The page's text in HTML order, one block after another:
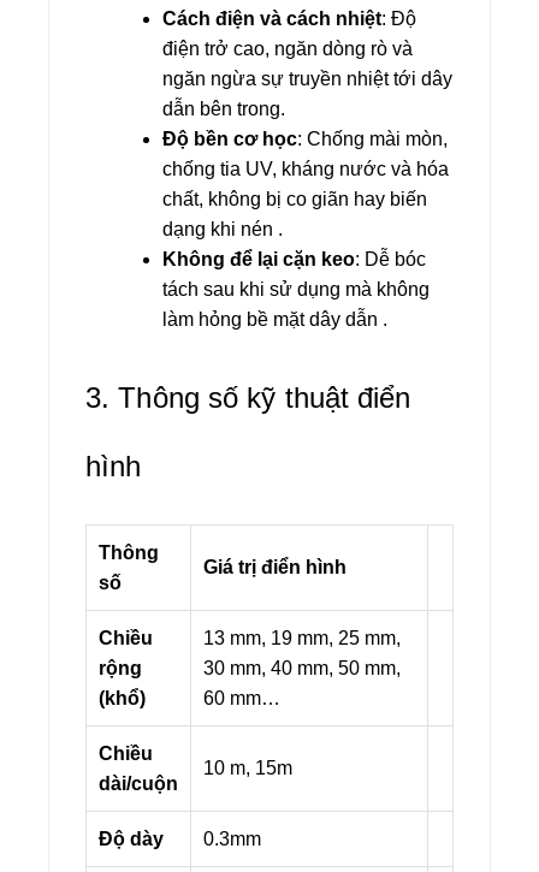
Cách điện và cách nhiệt: Độ
điện trở cao, ngăn dòng rò và
ngăn ngừa sự truyền nhiệt tới dây
dẫn bên trong.
Độ bền cơ học: Chống mài mòn,
chống tia UV, kháng nước và hóa
chất, không bị co giãn hay biến
dạng khi nén .
Không để lại cặn keo: Dễ bóc
tách sau khi sử dụng mà không
làm hỏng bề mặt dây dẫn .
3. Thông số kỹ thuật điển
hình
Thông
số
Giá trị điển hình
Chiều
rộng
(khổ)
13 mm, 19 mm, 25 mm,
30 mm, 40 mm, 50 mm,
60 mm…
Chiều
dài/cuộn
10 m, 15m
Độ dày 0.3mm